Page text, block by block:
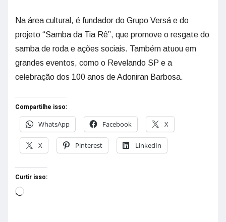
Na área cultural, é fundador do Grupo Versá e do
projeto “Samba da Tia Rê”, que promove o resgate do
samba de roda e ações sociais. Também atuou em
grandes eventos, como o Revelando SP e a
celebração dos 100 anos de Adoniran Barbosa.
Compartilhe isso:
WhatsApp
Facebook X
X Pinterest LinkedIn
Curtir isso: